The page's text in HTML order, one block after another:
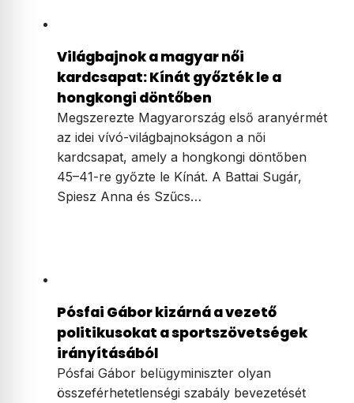
Világbajnok a magyar női
kardcsapat: Kínát győzték le a
hongkongi döntőben
Megszerezte Magyarország első aranyérmét
az idei vívó-világbajnokságon a női
kardcsapat, amely a hongkongi döntőben
45–41-re győzte le Kínát. A Battai Sugár,
Spiesz Anna és Szűcs…
Pósfai Gábor kizárná a vezető
politikusokat a sportszövetségek
irányításából
Pósfai Gábor belügyminiszter olyan
összeférhetetlenségi szabály bevezetését